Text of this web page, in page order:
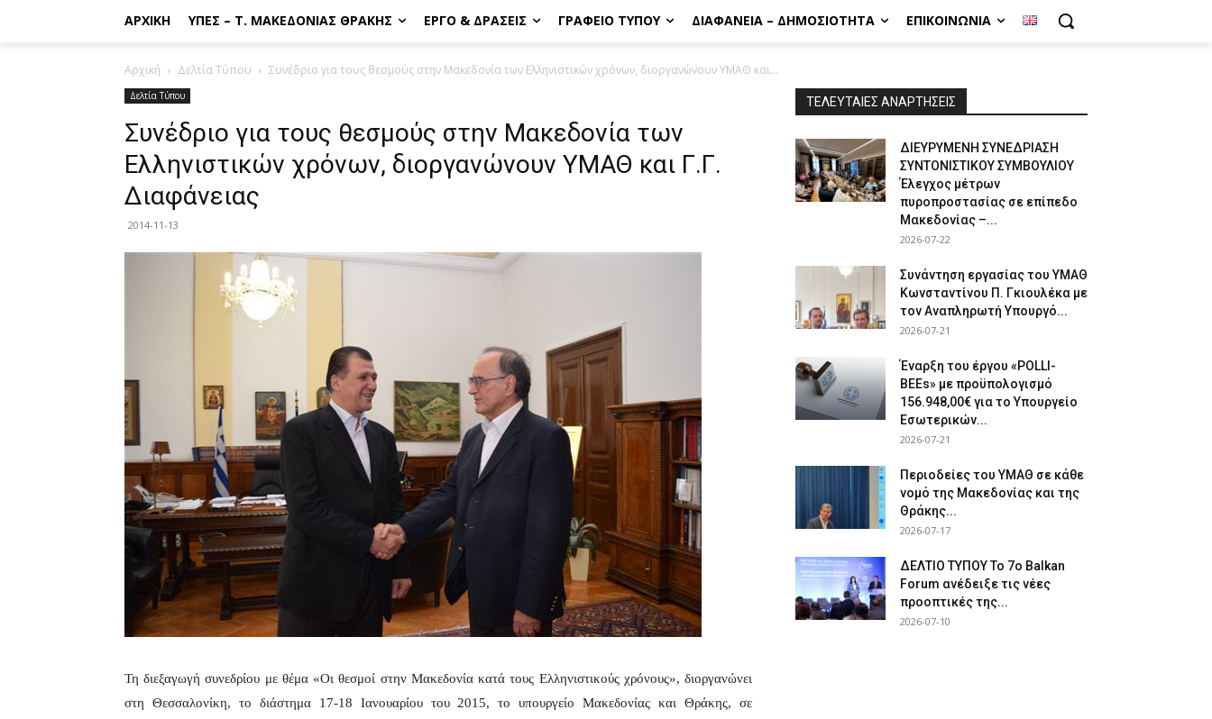
ΑΡΧΙΚΉ ΥΠΕΣ – Τ. ΜΑΚΕΔΟΝΊΑΣ ΘΡΆΚΗΣ ΈΡΓΟ & ΔΡΆΣΕΙΣ ΓΡΑΦΕΊΟ ΤΎΠΟΥ ΔΙΑΦΆΝΕΙΑ – ΔΗΜΟΣΙΌΤΗΤΑ ΕΠΙΚΟΙΝΩΝΊΑ
Αρχική Δελτία Τύπου Συνέδριο για τους θεσμούς στην Μακεδονία των Ελληνιστικών χρόνων, διοργανώνουν ΥΜΑΘ και...
Δελτία Τύπου
Συνέδριο για τους θεσμούς στην Μακεδονία των
Ελληνιστικών χρόνων, διοργανώνουν ΥΜΑΘ και Γ.Γ.
Διαφάνειας
2014-11-13
Τη διεξαγωγή συνεδρίου με θέμα «Οι θεσμοί στην Μακεδονία κατά τους Ελληνιστικούς χρόνους», διοργανώνει
στη Θεσσαλονίκη, το διάστημα 17-18 Ιανουαρίου του 2015, το υπουργείο Μακεδονίας και Θράκης, σε
ΤΕΛΕΥΤΑΙΕΣ ΑΝΑΡΤΗΣΕΙΣ
ΔΙΕΥΡΥΜΕΝΗ ΣΥΝΕΔΡΙΑΣΗ
ΣΥΝΤΟΝΙΣΤΙΚΟΥ ΣΥΜΒΟΥΛΙΟΥ
Έλεγχος μέτρων
πυροπροστασίας σε επίπεδο
Μακεδονίας –...
2026-07-22
Συνάντηση εργασίας του ΥΜΑΘ
Κωνσταντίνου Π. Γκιουλέκα με
τον Αναπληρωτή Υπουργό...
2026-07-21
Έναρξη του έργου «POLLI-
BEEs» με προϋπολογισμό
156.948,00€ για το Υπουργείο
Εσωτερικών...
2026-07-21
Περιοδείες του ΥΜΑΘ σε κάθε
νομό της Μακεδονίας και της
Θράκης...
2026-07-17
ΔΕΛΤΙΟ ΤΥΠΟΥ Το 7ο Balkan
Forum ανέδειξε τις νέες
προοπτικές της...
2026-07-10